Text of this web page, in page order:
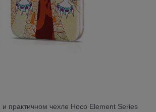
практичном чехле Hoco Element Series